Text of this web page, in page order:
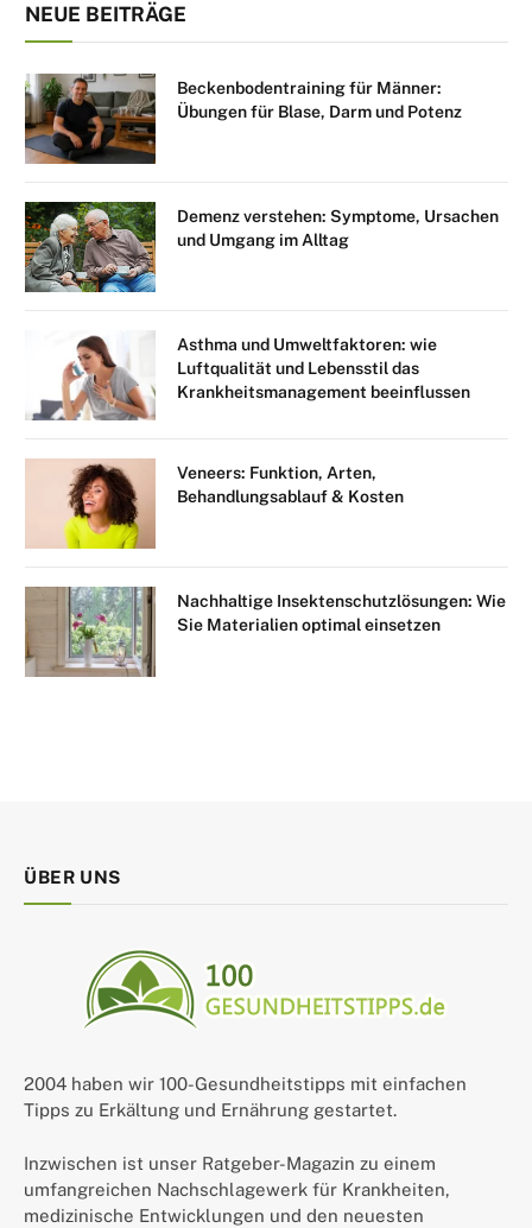
NEUE BEITRÄGE
Beckenbodentraining für Männer:
Übungen für Blase, Darm und Potenz
Demenz verstehen: Symptome, Ursachen
und Umgang im Alltag
Asthma und Umweltfaktoren: wie
Luftqualität und Lebensstil das
Krankheitsmanagement beeinflussen
Veneers: Funktion, Arten,
Behandlungsablauf & Kosten
Nachhaltige Insektenschutzlösungen: Wie
Sie Materialien optimal einsetzen
ÜBER UNS
2004 haben wir 100-Gesundheitstipps mit einfachen
Tipps zu Erkältung und Ernährung gestartet.
Inzwischen ist unser Ratgeber-Magazin zu einem
umfangreichen Nachschlagewerk für Krankheiten,
medizinische Entwicklungen und den neuesten